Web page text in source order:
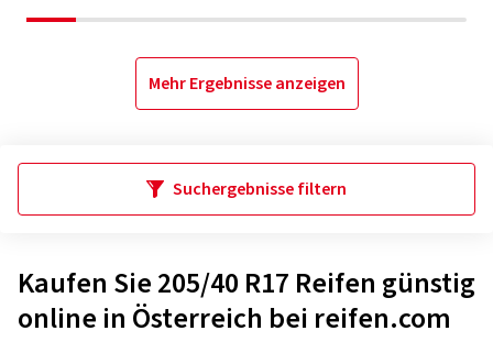
Mehr Ergebnisse anzeigen
Suchergebnisse filtern
Kaufen Sie 205/40 R17 Reifen günstig
online in Österreich bei reifen.com